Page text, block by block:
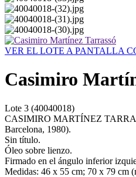
VER EL LOTE A PANTALLA
Casimiro
Lote 3 (40040018)
CASIMIRO MARTÍNEZ
Barcelona, 1980).
Sin título.
Óleo sobre lienzo.
Firmado en el ángulo inferior
Medidas: 46 x 55 cm; 70 x 79 cm